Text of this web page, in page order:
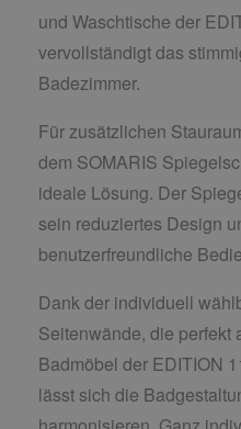
und Waschtische der
vervollständigt das
Badezimmer.
Für zusätzlichen
dem SOMARIS
ideale Lösung. Der
sein reduziertes Design
benutzerfreundliche
Dank der individuell
Seitenwände, die perfekt
Badmöbel der EDITION
lässt sich die